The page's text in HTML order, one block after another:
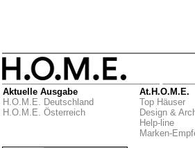
Aktuelle Ausgabe
H.O.M.E. Deutschland
H.O.M.E. Österreich
At.H.O.M.E.
Top Häuser
Design &
Help-line
Marken-